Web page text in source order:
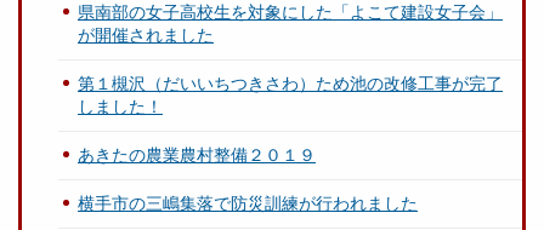
県南部の女子高校生を対象にした「よこて建設女子会」
が開催されました
第１槻沢（だいいちつきさわ）ため池の改修工事が完了
しました！
あきたの農業農村整備２０１９
横手市の三嶋集落で防災訓練が行われました